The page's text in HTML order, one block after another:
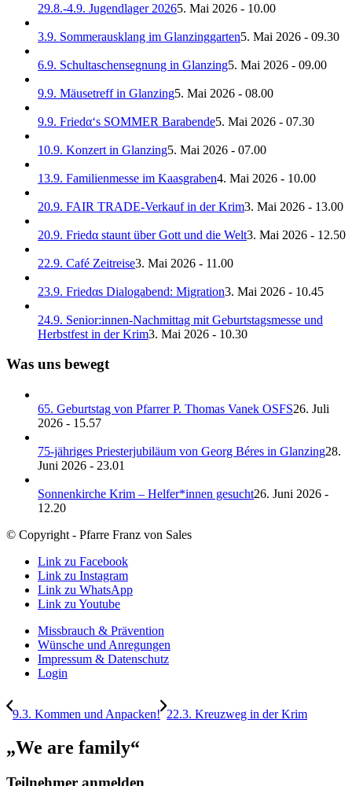
29.8.-4.9. Jugendlager 20265. Mai 2026 - 10.00
3.9. Sommerausklang im Glanzinggarten5. Mai 2026 - 09.30
6.9. Schultaschensegnung in Glanzing5. Mai 2026 - 09.00
9.9. Mäusetreff in Glanzing5. Mai 2026 - 08.00
9.9. Friedα‘s SOMMER Barabende5. Mai 2026 - 07.30
10.9. Konzert in Glanzing5. Mai 2026 - 07.00
13.9. Familienmesse im Kaasgraben4. Mai 2026 - 10.00
20.9. FAIR TRADE-Verkauf in der Krim3. Mai 2026 - 13.00
20.9. Friedα staunt über Gott und die Welt3. Mai 2026 - 12.50
22.9. Café Zeitreise3. Mai 2026 - 11.00
23.9. Friedαs Dialogabend: Migration3. Mai 2026 - 10.45
24.9. Senior:innen-Nachmittag mit Geburtstagsmesse und
Herbstfest in der Krim3. Mai 2026 - 10.30
Was uns bewegt
65. Geburtstag von Pfarrer P. Thomas Vanek OSFS26. Juli
2026 - 15.57
75-jähriges Priesterjubiläum von Georg Béres in Glanzing28.
Juni 2026 - 23.01
Sonnenkirche Krim – Helfer*innen gesucht26. Juni 2026 -
12.20
© Copyright - Pfarre Franz von Sales
Link zu Facebook
Link zu Instagram
Link zu WhatsApp
Link zu Youtube
Missbrauch & Prävention
Wünsche und Anregungen
Impressum & Datenschutz
Login
9.3. Kommen und Anpacken! 22.3. Kreuzweg in der Krim
„We are family“
Teilnehmer anmelden